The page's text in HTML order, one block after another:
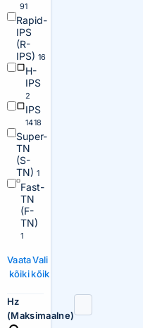
91
Rapid-
IPS
(R-
IPS) 16
H-
IPS
2
IPS
1418
Super-
TN
(S-
TN) 1
Fast-
TN
(F-
TN)
1
Vaata
kõiki
Vali
kõik
Hz
(Maksimaalne)